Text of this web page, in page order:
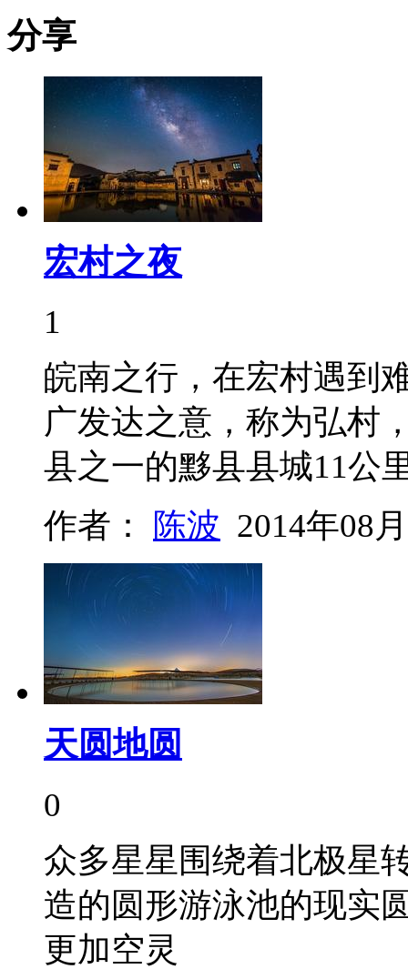
分享
宏村之夜
1
皖南之行，在宏村遇到
广发达之意，称为弘村
县之一的黟县县城11
作者： 陈波 2014年08
天圆地圆
0
众多星星围绕着北极星
造的圆形游泳池的现实
更加空灵